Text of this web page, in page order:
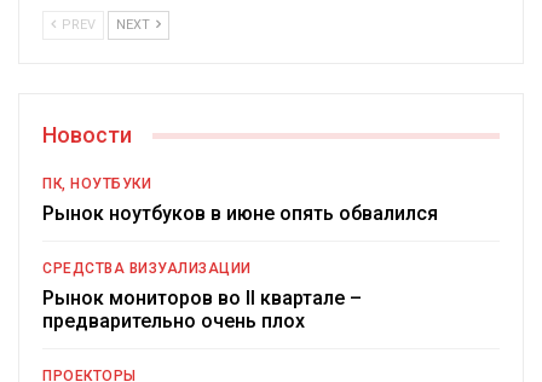
PREV NEXT
Новости
ПК, НОУТБУКИ
Рынок ноутбуков в июне опять обвалился
СРЕДСТВА ВИЗУАЛИЗАЦИИ
Рынок мониторов во II квартале –
предварительно очень плох
ПРОЕКТОРЫ